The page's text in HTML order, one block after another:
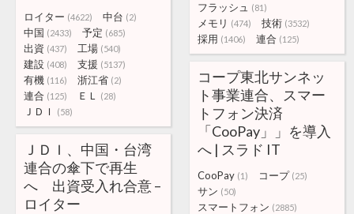
フラッシュ (81)
メモリ (474) 技術 (3532)
採用 (1406) 連合 (125)
ロイター (4622) 中台 (2)
中国 (2433) 予定 (685)
出資 (437) 工場 (540)
建設 (408) 支援 (5137)
有機 (116) 浙江省 (2)
連合 (125) ＥＬ (28)
ＪＤＩ (58)
コープ東北サンネッ
ト事業連合、スマー
トフォン決済
「CooPay」」を導入
へ | スラド IT
CooPay (1) コープ (25)
サン (50)
スマートフォン (2885)
ＪＤＩ、中国・台湾
連合の傘下で再生
へ 出資受入れ合意 –
ロイター